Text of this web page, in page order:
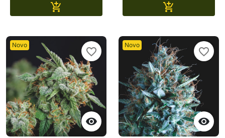
 
Novo

favorite_border
Novo

favorite_border